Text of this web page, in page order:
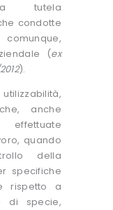
tutela
condotte
(ex
).
anche
quando
della
specifiche
rispetto a
di specie,